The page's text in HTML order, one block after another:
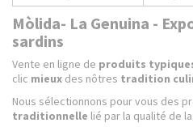
Mòlida- La Genuina -
sardins
Vente en ligne de produits
clic mieux des nôtres tradition
Nous sélectionnons pour vous des
traditionnelle lié par la qualité de